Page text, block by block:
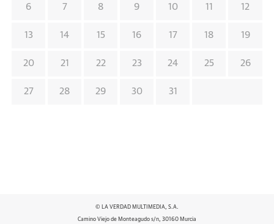
6 7 8 9 10 11 12
13 14 15 16 17 18 19
20 21 22 23 24 25 26
27 28 29 30 31
© LA VERDAD MULTIMEDIA, S.A.
Camino Viejo de Monteagudo s/n, 30160 Murcia